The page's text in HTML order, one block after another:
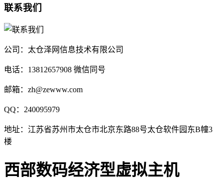
联系我们
公司：太仓泽网信息技术有限公司
电话：13812657908 微信同号
邮箱：zh@zewww.com
QQ：240095979
地址：江苏省苏州市太仓市北京东路88号太仓软件园东B幢3
楼
西部数码经济型虚拟主机